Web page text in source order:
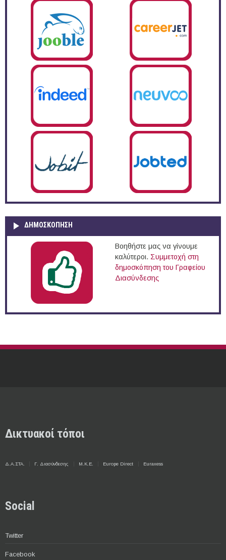
ΔΗΜΟΣΚΌΠΗΣΗ
Βοηθήστε μας να γίνουμε
καλύτεροι. Συμμετοχή στη
δημοσκόπηση του Γραφείου
Διασύνδεσης
Δικτυακοί τόποι
Δ.Α.ΣΤΑ. Γ. Διασύνδεσης Μ.Κ.Ε. Europe Direct Euraxess
Social
Twitter
Facebook